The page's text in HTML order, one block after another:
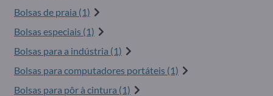
Bolsas de praia (1)
Bolsas especiais (1)
Bolsas para a indústria (1)
Bolsas para computadores portáteis (1)
Bolsas para pôr à cintura (1)